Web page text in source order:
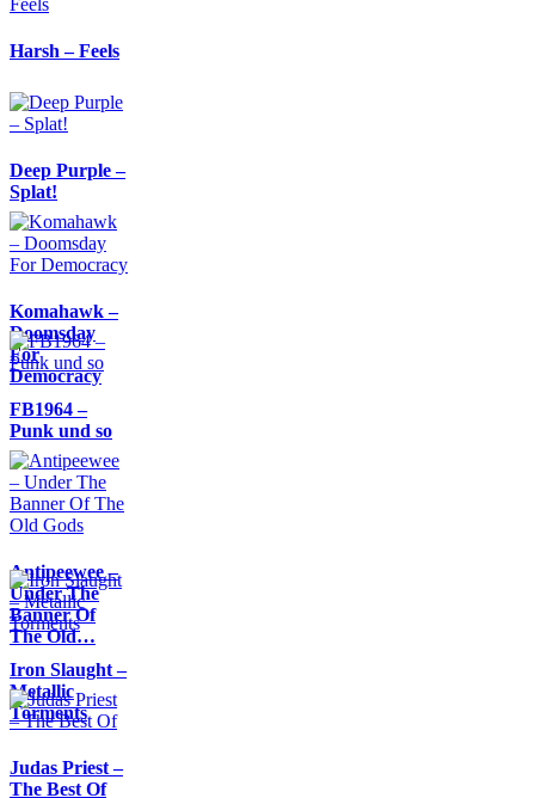
Harsh – Feels
Deep Purple –
Splat!
Komahawk –
Doomsday
For
Democracy
FB1964 –
Punk und so
Antipeewee –
Under The
Banner Of
The Old…
Iron Slaught –
Metallic
Torments
Judas Priest –
The Best Of